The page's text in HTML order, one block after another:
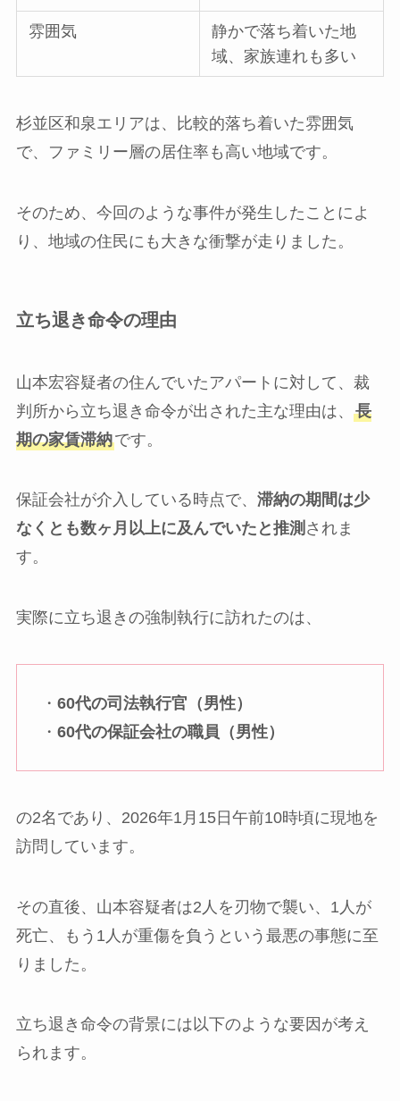
雰囲気
静かで落ち着いた地
域、家族連れも多い
杉並区和泉エリアは、比較的落ち着いた雰囲気
で、ファミリー層の居住率も高い地域です。
そのため、今回のような事件が発生したことによ
り、地域の住民にも大きな衝撃が走りました。
立ち退き命令の理由
山本宏容疑者の住んでいたアパートに対して、裁
判所から立ち退き命令が出された主な理由は、 長
期の家賃滞納です。
保証会社が介入している時点で、 滞納の期間は少
なくとも数ヶ月以上に及んでいたと推測 されま
す。
実際に立ち退きの強制執行に訪れたのは、
・ 60代の司法執行官（男性）
・ 60代の保証会社の職員（男性）
の2名であり、2026年1月15日午前10時頃に現地を
訪問しています。
その直後、山本容疑者は2人を刃物で襲い、1人が
死亡、もう1人が重傷を負うという最悪の事態に至
りました。
立ち退き命令の背景には以下のような要因が考え
られます。